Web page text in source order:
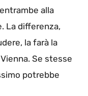
entrambe alla
La differenza,
la farà la
Se stesse
potrebbe